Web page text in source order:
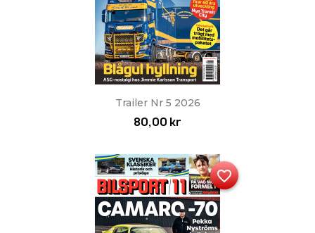
Trailer Nr 5 2026
80,00 kr
favorite_border